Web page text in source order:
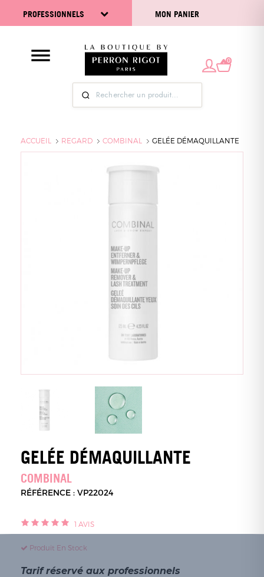
PROFESSIONNELS MON PANIER
0
ACCUEIL REGARD COMBINAL GELÉE DÉMAQUILLANTE
GELÉE DÉMAQUILLANTE
COMBINAL
RÉFÉRENCE : VP22024
1 AVIS
Produit En Stock
Tarif réservé aux professionnels